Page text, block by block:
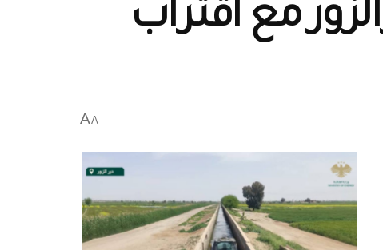
مع اقتراب
A
A